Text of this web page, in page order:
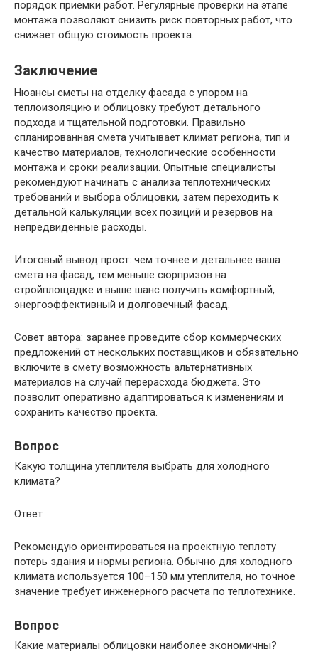
порядок приемки работ. Регулярные проверки на этапе
монтажа позволяют снизить риск повторных работ, что
снижает общую стоимость проекта.
Заключение
Нюансы сметы на отделку фасада с упором на
теплоизоляцию и облицовку требуют детального
подхода и тщательной подготовки. Правильно
спланированная смета учитывает климат региона, тип и
качество материалов, технологические особенности
монтажа и сроки реализации. Опытные специалисты
рекомендуют начинать с анализа теплотехнических
требований и выбора облицовки, затем переходить к
детальной калькуляции всех позиций и резервов на
непредвиденные расходы.
Итоговый вывод прост: чем точнее и детальнее ваша
смета на фасад, тем меньше сюрпризов на
стройплощадке и выше шанс получить комфортный,
энергоэффективный и долговечный фасад.
Совет автора: заранее проведите сбор коммерческих
предложений от нескольких поставщиков и обязательно
включите в смету возможность альтернативных
материалов на случай перерасхода бюджета. Это
позволит оперативно адаптироваться к изменениям и
сохранить качество проекта.
Вопрос
Какую толщина утеплителя выбрать для холодного
климата?
Ответ
Рекомендую ориентироваться на проектную теплоту
потерь здания и нормы региона. Обычно для холодного
климата используется 100–150 мм утеплителя, но точное
значение требует инженерного расчета по теплотехнике.
Вопрос
Какие материалы облицовки наиболее экономичны?